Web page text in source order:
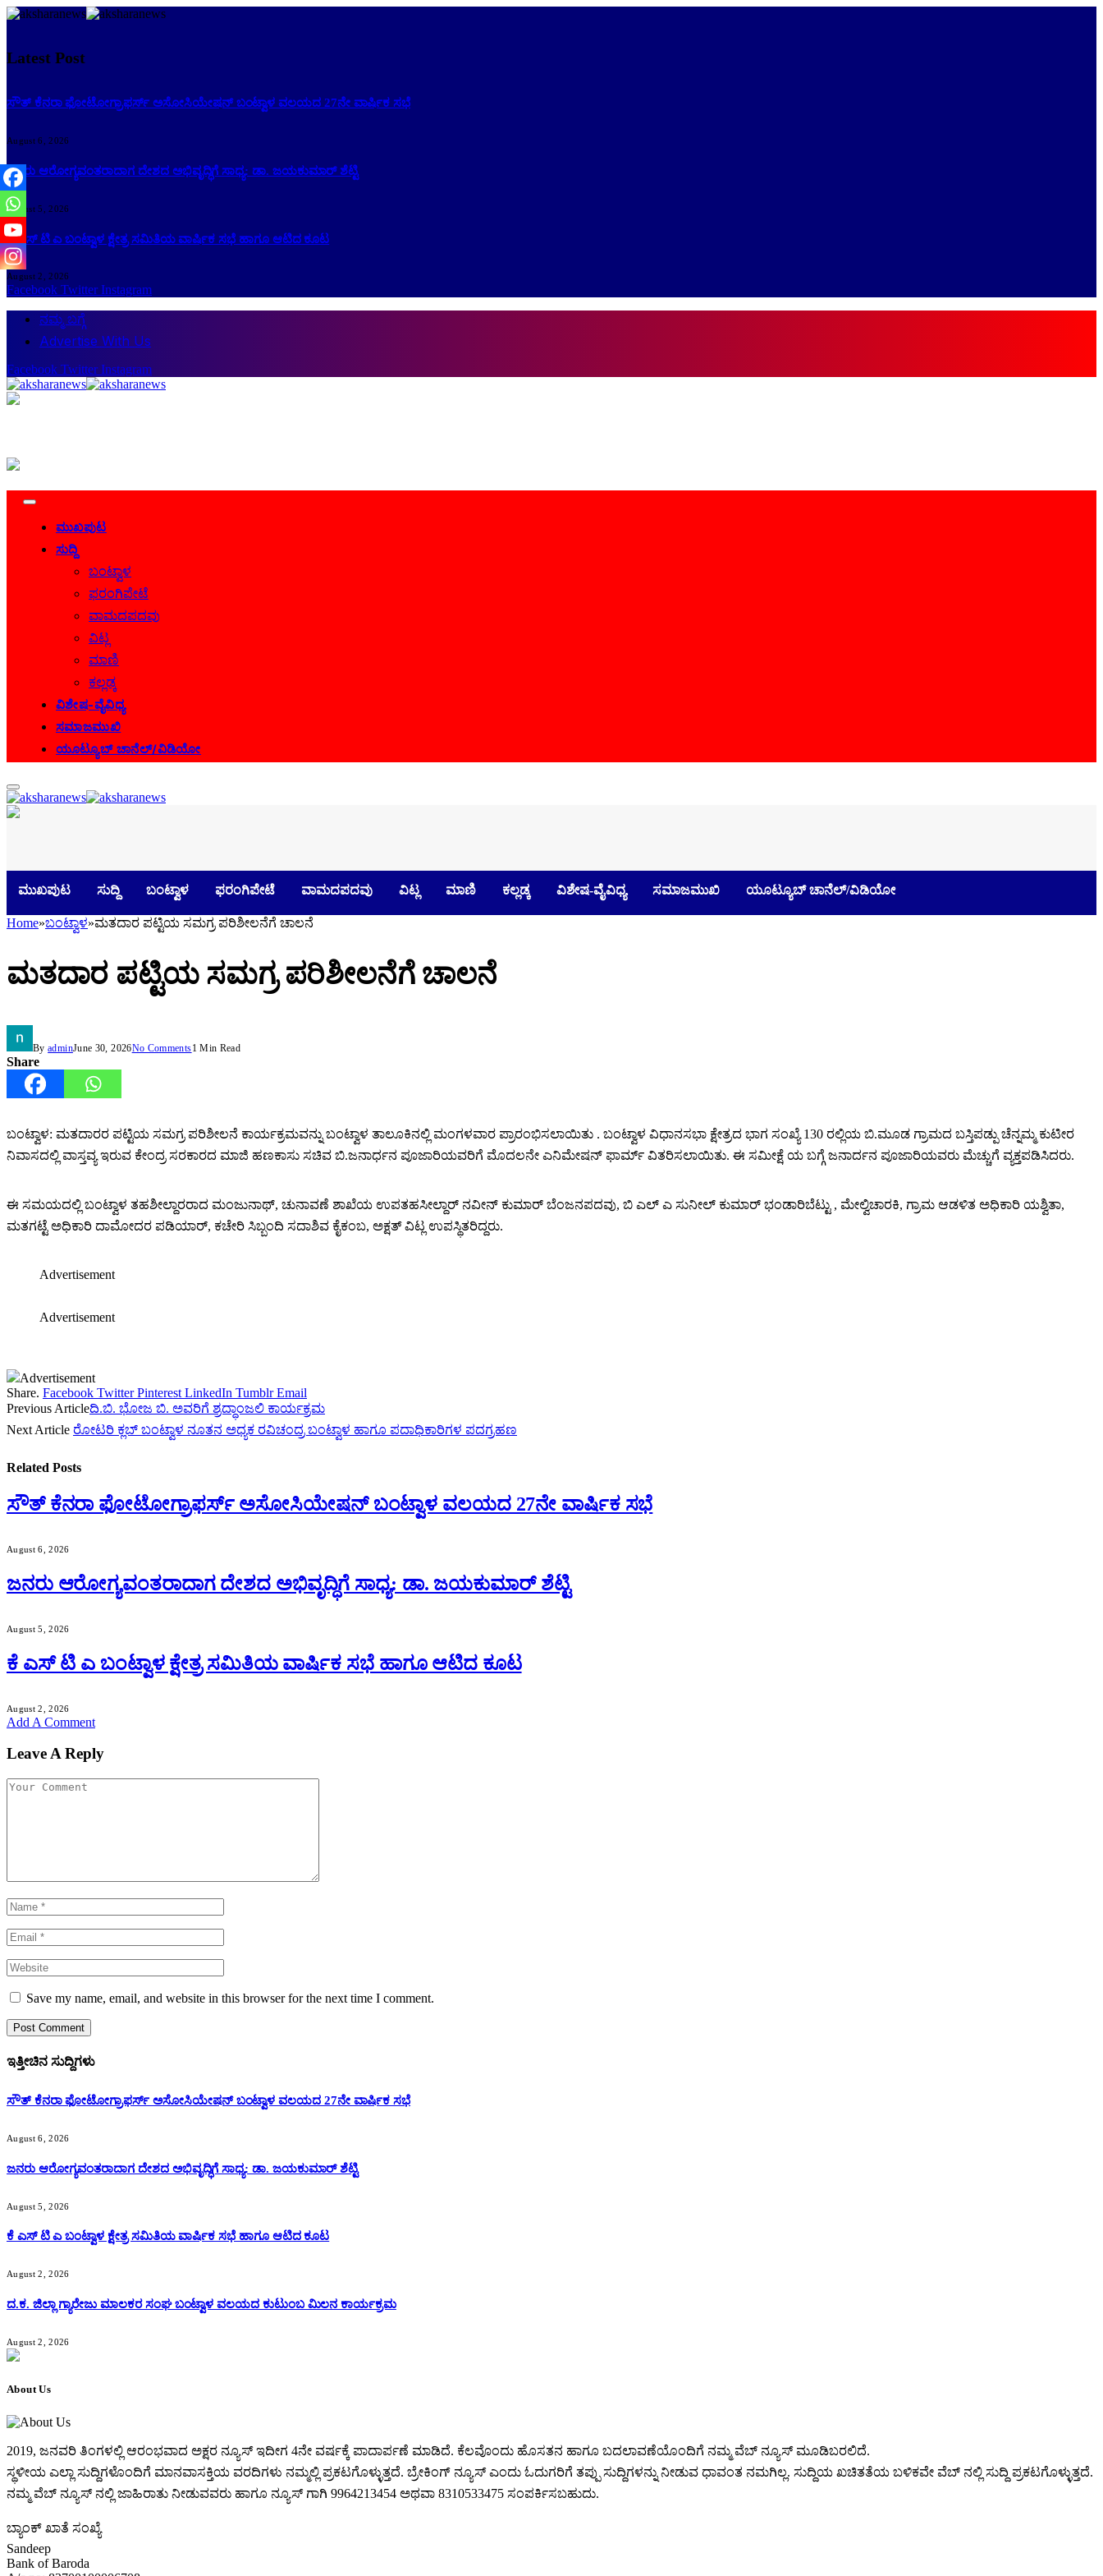
Latest Post
ಸೌತ್ ಕೆನರಾ ಫೋಟೋಗ್ರಾಫರ್ಸ್ ಅಸೋಸಿಯೇಷನ್ ಬಂಟ್ವಾಳ ವಲಯದ 27ನೇ ವಾರ್ಷಿಕ ಸಭೆ
August 6, 2026
ಜನರು ಆರೋಗ್ಯವಂತರಾದಾಗ ದೇಶದ ಅಭಿವೃದ್ಧಿಗೆ ಸಾಧ್ಯ: ಡಾ. ಜಯಕುಮಾರ್ ಶೆಟ್ಟಿ
August 5, 2026
ಕೆ ಎಸ್ ಟಿ ಎ ಬಂಟ್ವಾಳ ಕ್ಷೇತ್ರ ಸಮಿತಿಯ ವಾರ್ಷಿಕ ಸಭೆ ಹಾಗೂ ಆಟಿದ ಕೂಟ
August 2, 2026
Facebook Twitter Instagram
ನಮ್ಮ ಬಗ್ಗೆ
Advertise With Us
Facebook Twitter Instagram
ಮುಖಪುಟ
ಸುದ್ದಿ
ಬಂಟ್ವಾಳ
ಫರಂಗಿಪೇಟೆ
ವಾಮದಪದವು
ವಿಟ್ಲ
ಮಾಣಿ
ಕಲ್ಲಡ್ಕ
ವಿಶೇಷ-ವೈವಿಧ್ಯ
ಸಮಾಜಮುಖಿ
ಯೂಟ್ಯೂಬ್ ಚಾನೆಲ್/ವಿಡಿಯೋ
ಮುಖಪುಟ ಸುದ್ದಿ ಬಂಟ್ವಾಳ ಫರಂಗಿಪೇಟೆ ವಾಮದಪದವು ವಿಟ್ಲ ಮಾಣಿ ಕಲ್ಲಡ್ಕ ವಿಶೇಷ-ವೈವಿಧ್ಯ ಸಮಾಜಮುಖಿ ಯೂಟ್ಯೂಬ್ ಚಾನೆಲ್/ವಿಡಿಯೋ
Home»ಬಂಟ್ವಾಳ»ಮತದಾರ ಪಟ್ಟಿಯ ಸಮಗ್ರ ಪರಿಶೀಲನೆಗೆ ಚಾಲನೆ
ಮತದಾರ ಪಟ್ಟಿಯ ಸಮಗ್ರ ಪರಿಶೀಲನೆಗೆ ಚಾಲನೆ
By adminJune 30, 2026No Comments1 Min Read
Share
ಬಂಟ್ವಾಳ: ಮತದಾರರ ಪಟ್ಟಿಯ ಸಮಗ್ರ ಪರಿಶೀಲನೆ ಕಾರ್ಯಕ್ರಮವನ್ನು ಬಂಟ್ವಾಳ ತಾಲೂಕಿನಲ್ಲಿ ಮಂಗಳವಾರ ಪ್ರಾರಂಭಿಸಲಾಯಿತು . ಬಂಟ್ವಾಳ ವಿಧಾನಸಭಾ ಕ್ಷೇತ್ರದ ಭಾಗ ಸಂಖ್ಯೆ 130 ರಲ್ಲಿಯ ಬಿ.ಮೂಡ ಗ್ರಾಮದ ಬಸ್ತಿಪಡ್ಪು ಚೆನ್ನಮ್ಮ ಕುಟೀರ
ನಿವಾಸದಲ್ಲಿ ವಾಸ್ತವ್ಯ ಇರುವ ಕೇಂದ್ರ ಸರಕಾರದ ಮಾಜಿ ಹಣಕಾಸು ಸಚಿವ ಬಿ.ಜನಾರ್ಧನ ಪೂಜಾರಿಯವರಿಗೆ ಮೊದಲನೇ ಎನಿಮೇಷನ್ ಫಾರ್ಮ್ ವಿತರಿಸಲಾಯಿತು. ಈ ಸಮೀಕ್ಷೆ ಯ ಬಗ್ಗೆ ಜನಾರ್ದನ ಪೂಜಾರಿಯವರು ಮೆಚ್ಚುಗೆ ವ್ಯಕ್ತಪಡಿಸಿದರು.
ಈ ಸಮಯದಲ್ಲಿ ಬಂಟ್ವಾಳ ತಹಶೀಲ್ದಾರರಾದ ಮಂಜುನಾಥ್, ಚುನಾವಣೆ ಶಾಖೆಯ ಉಪತಹಸೀಲ್ದಾರ್ ನವೀನ್ ಕುಮಾರ್ ಬೆಂಜನಪದವು, ಬಿ ಎಲ್ ಎ ಸುನೀಲ್ ಕುಮಾರ್ ಭಂಡಾರಿಬೆಟ್ಟು , ಮೇಲ್ವಿಚಾರಕಿ, ಗ್ರಾಮ ಆಡಳಿತ ಅಧಿಕಾರಿ ಯಶ್ವಿತಾ,
ಮತಗಟ್ಟೆ ಅಧಿಕಾರಿ ದಾಮೋದರ ಪಡಿಯಾರ್, ಕಚೇರಿ ಸಿಬ್ಬಂದಿ ಸದಾಶಿವ ಕೈಕಂಬ, ಅಕ್ಷತ್ ವಿಟ್ಲ ಉಪಸ್ಥಿತರಿದ್ದರು.
Advertisement
Advertisement
Advertisement
Share. Facebook Twitter Pinterest LinkedIn Tumblr Email
Previous Articleದಿ.‌ಬಿ. ಭೋಜ ಬಿ. ಅವರಿಗೆ ಶ್ರದ್ಧಾಂಜಲಿ ಕಾರ್ಯಕ್ರಮ
Next Article ರೋಟರಿ ಕ್ಲಬ್ ಬಂಟ್ವಾಳ ನೂತನ ಅಧ್ಯಕ ರವಿಚಂದ್ರ ಬಂಟ್ವಾಳ ಹಾಗೂ ಪದಾಧಿಕಾರಿಗಳ ಪದಗ್ರಹಣ
Related Posts
ಸೌತ್ ಕೆನರಾ ಫೋಟೋಗ್ರಾಫರ್ಸ್ ಅಸೋಸಿಯೇಷನ್ ಬಂಟ್ವಾಳ ವಲಯದ 27ನೇ ವಾರ್ಷಿಕ ಸಭೆ
August 6, 2026
ಜನರು ಆರೋಗ್ಯವಂತರಾದಾಗ ದೇಶದ ಅಭಿವೃದ್ಧಿಗೆ ಸಾಧ್ಯ: ಡಾ. ಜಯಕುಮಾರ್ ಶೆಟ್ಟಿ
August 5, 2026
ಕೆ ಎಸ್ ಟಿ ಎ ಬಂಟ್ವಾಳ ಕ್ಷೇತ್ರ ಸಮಿತಿಯ ವಾರ್ಷಿಕ ಸಭೆ ಹಾಗೂ ಆಟಿದ ಕೂಟ
August 2, 2026
Add A Comment
Leave A Reply
Save my name, email, and website in this browser for the next time I comment.
ಇತ್ತೀಚಿನ ಸುದ್ದಿಗಳು
ಸೌತ್ ಕೆನರಾ ಫೋಟೋಗ್ರಾಫರ್ಸ್ ಅಸೋಸಿಯೇಷನ್ ಬಂಟ್ವಾಳ ವಲಯದ 27ನೇ ವಾರ್ಷಿಕ ಸಭೆ
August 6, 2026
ಜನರು ಆರೋಗ್ಯವಂತರಾದಾಗ ದೇಶದ ಅಭಿವೃದ್ಧಿಗೆ ಸಾಧ್ಯ: ಡಾ. ಜಯಕುಮಾರ್ ಶೆಟ್ಟಿ
August 5, 2026
ಕೆ ಎಸ್ ಟಿ ಎ ಬಂಟ್ವಾಳ ಕ್ಷೇತ್ರ ಸಮಿತಿಯ ವಾರ್ಷಿಕ ಸಭೆ ಹಾಗೂ ಆಟಿದ ಕೂಟ
August 2, 2026
ದ.ಕ. ಜಿಲ್ಲಾ ಗ್ಯಾರೇಜು ಮಾಲಕರ ಸಂಘ ಬಂಟ್ವಾಳ ವಲಯದ ಕುಟುಂಬ ಮಿಲನ ಕಾರ್ಯಕ್ರಮ
August 2, 2026
About Us
2019, ಜನವರಿ‌ ತಿಂಗಳಲ್ಲಿ ಆರಂಭವಾದ ಅಕ್ಷರ ನ್ಯೂಸ್ ಇದೀಗ 4ನೇ ವರ್ಷಕ್ಕೆ ಪಾದಾರ್ಪಣೆ ಮಾಡಿದೆ. ಕೆಲವೊಂದು ಹೊಸತನ ಹಾಗೂ ಬದಲಾವಣೆಯೊಂದಿಗೆ ನಮ್ಮ ವೆಬ್ ನ್ಯೂಸ್ ಮೂಡಿಬರಲಿದೆ.
ಸ್ಥಳೀಯ ಎಲ್ಲಾ ಸುದ್ದಿಗಳೊಂದಿಗೆ ಮಾನವಾಸಕ್ತಿಯ ವರದಿಗಳು ನಮ್ಮಲ್ಲಿ ಪ್ರಕಟಗೊಳ್ಳುತ್ತದೆ. ಬ್ರೇಕಿಂಗ್ ನ್ಯೂಸ್ ಎಂದು ಓದುಗರಿಗೆ ತಪ್ಪು ಸುದ್ದಿಗಳನ್ನು ನೀಡುವ ಧಾವಂತ ನಮಗಿಲ್ಲ. ಸುದ್ದಿಯ ಖಚಿತತೆಯ ಬಳಿಕವೇ ವೆಬ್ ನಲ್ಲಿ ಸುದ್ದಿ ಪ್ರಕಟಗೊಳ್ಳುತ್ತದೆ.
ನಮ್ಮ ವೆಬ್ ನ್ಯೂಸ್ ನಲ್ಲಿ ಜಾಹಿರಾತು ನೀಡುವವರು ಹಾಗೂ ನ್ಯೂಸ್ ಗಾಗಿ 9964213454 ಅಥವಾ 8310533475 ಸಂಪರ್ಕಿಸಬಹುದು.
ಬ್ಯಾಂಕ್ ಖಾತೆ ಸಂಖ್ಯೆ
Sandeep
Bank of Baroda